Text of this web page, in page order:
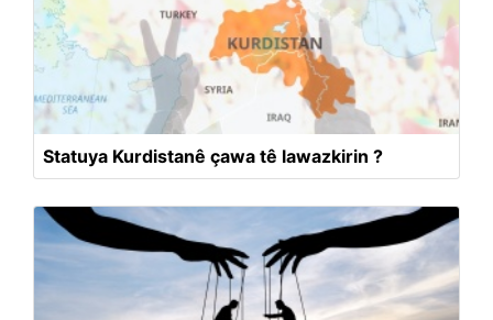
Statuya Kurdistanê çawa tê lawazkirin ?